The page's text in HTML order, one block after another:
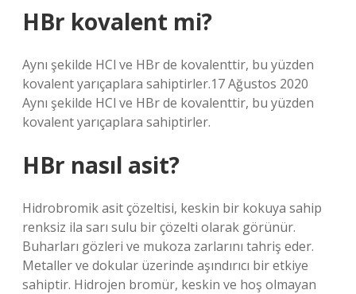
HBr kovalent mi?
Aynı şekilde HCl ve HBr de kovalenttir, bu yüzden
kovalent yarıçaplara sahiptirler.17 Ağustos 2020
Aynı şekilde HCl ve HBr de kovalenttir, bu yüzden
kovalent yarıçaplara sahiptirler.
HBr nasıl asit?
Hidrobromik asit çözeltisi, keskin bir kokuya sahip
renksiz ila sarı sulu bir çözelti olarak görünür.
Buharları gözleri ve mukoza zarlarını tahriş eder.
Metaller ve dokular üzerinde aşındırıcı bir etkiye
sahiptir. Hidrojen bromür, keskin ve hoş olmayan